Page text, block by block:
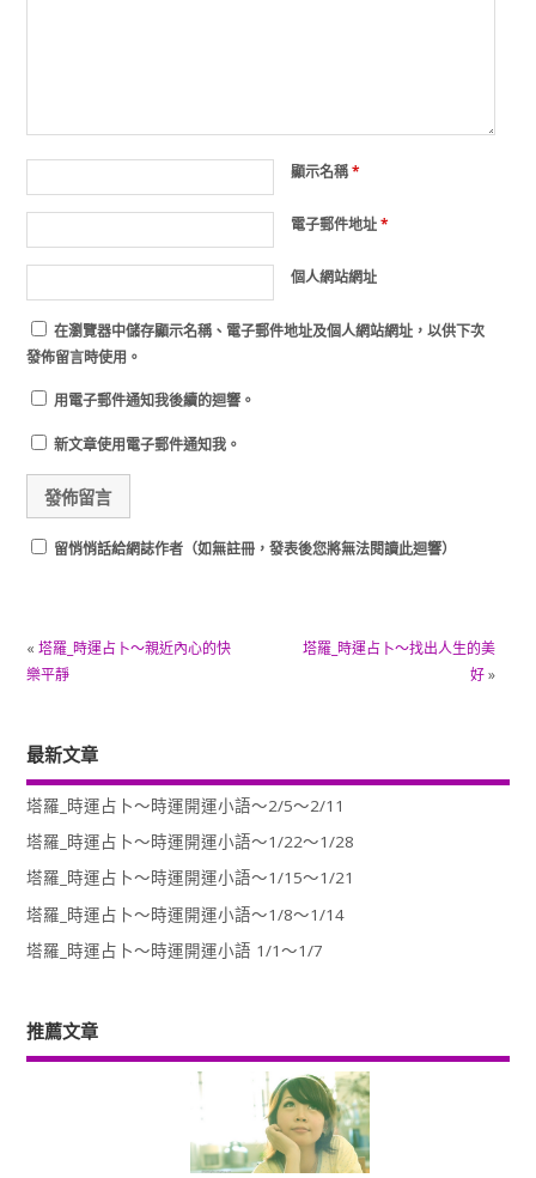
顯示名稱*
電子郵件地址*
個人網站網址
在瀏覽器中儲存顯示名稱、電子郵件地址及個人網站網址，以供下次
發佈留言時使用。
用電子郵件通知我後續的迴響。
新文章使用電子郵件通知我。
留悄悄話給網誌作者（如無註冊，發表後您將無法閱讀此迴響）
« 塔羅_時運占卜～親近內心的快
樂平靜
塔羅_時運占卜～找出人生的美
好»
最新文章
塔羅_時運占卜～時運開運小語～2/5～2/11
塔羅_時運占卜～時運開運小語～1/22～1/28
塔羅_時運占卜～時運開運小語～1/15～1/21
塔羅_時運占卜～時運開運小語～1/8～1/14
塔羅_時運占卜～時運開運小語 1/1～1/7
推薦文章